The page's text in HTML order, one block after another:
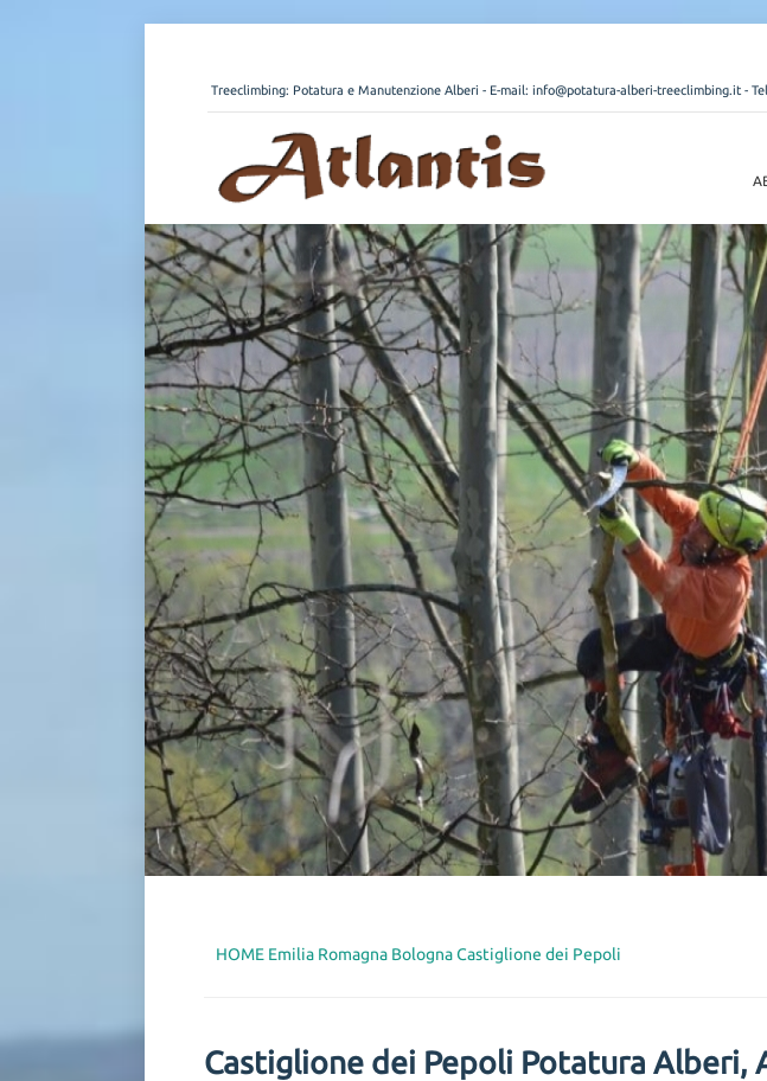
Treeclimbing: Potatura e Manutenzione Alberi - E-mail: info@potatura-alberi-treeclimbing.it -
HOME Emilia Romagna BolognaCastiglione dei Pepoli
Castiglione dei Pepoli Potatura